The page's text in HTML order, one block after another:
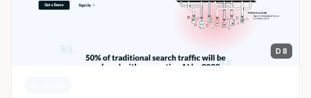
D 8